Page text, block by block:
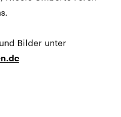
Bilder unter